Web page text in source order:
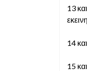
13
εκεινη
14
15